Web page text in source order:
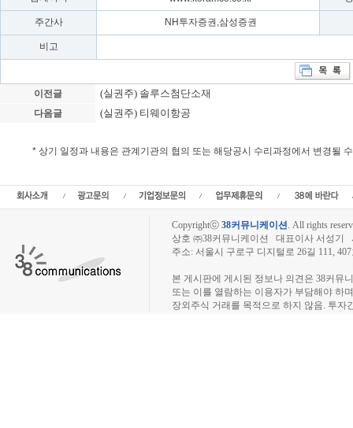
주간사 NH투자증권,삼성증권
비고
이전글 (실권주) 솔루스첨단소재
다음글 (실권주) 티웨이항공
* 상기 일정과 내용은 관계기관의 협의 또는 해당공시 수리과정에서 변경될
Copyrightⓒ 38커뮤니케이션. All rights
상호 ㈜38커뮤니케이션 대표이사 서성기
주소: 서울시 구로구 디지털로 26길 111,
본 게시판에 게시된 정보나 의견은 38커뮤
또는 이를 열람하는 이용자가 부담해야 하
장외주식 거래를 목적으로 하지 않음. 투